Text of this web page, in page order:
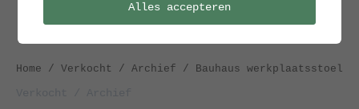
Home / Verkocht / Archief / Bauhaus werkplaatsstoel
Alles accepteren